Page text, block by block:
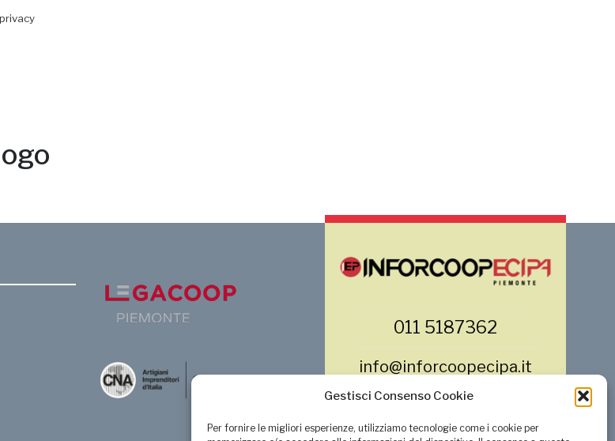
Gestisci Consenso Cookie
Per fornire le migliori esperienze, utilizziamo tecnologie come i cookie per
011 5187362
info@inforcoopecipa.it